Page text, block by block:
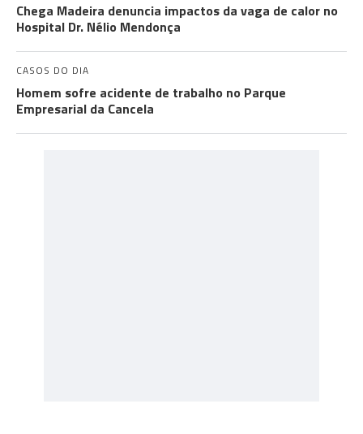
Chega Madeira denuncia impactos da vaga de calor no
Hospital Dr. Nélio Mendonça
CASOS DO DIA
Homem sofre acidente de trabalho no Parque
Empresarial da Cancela